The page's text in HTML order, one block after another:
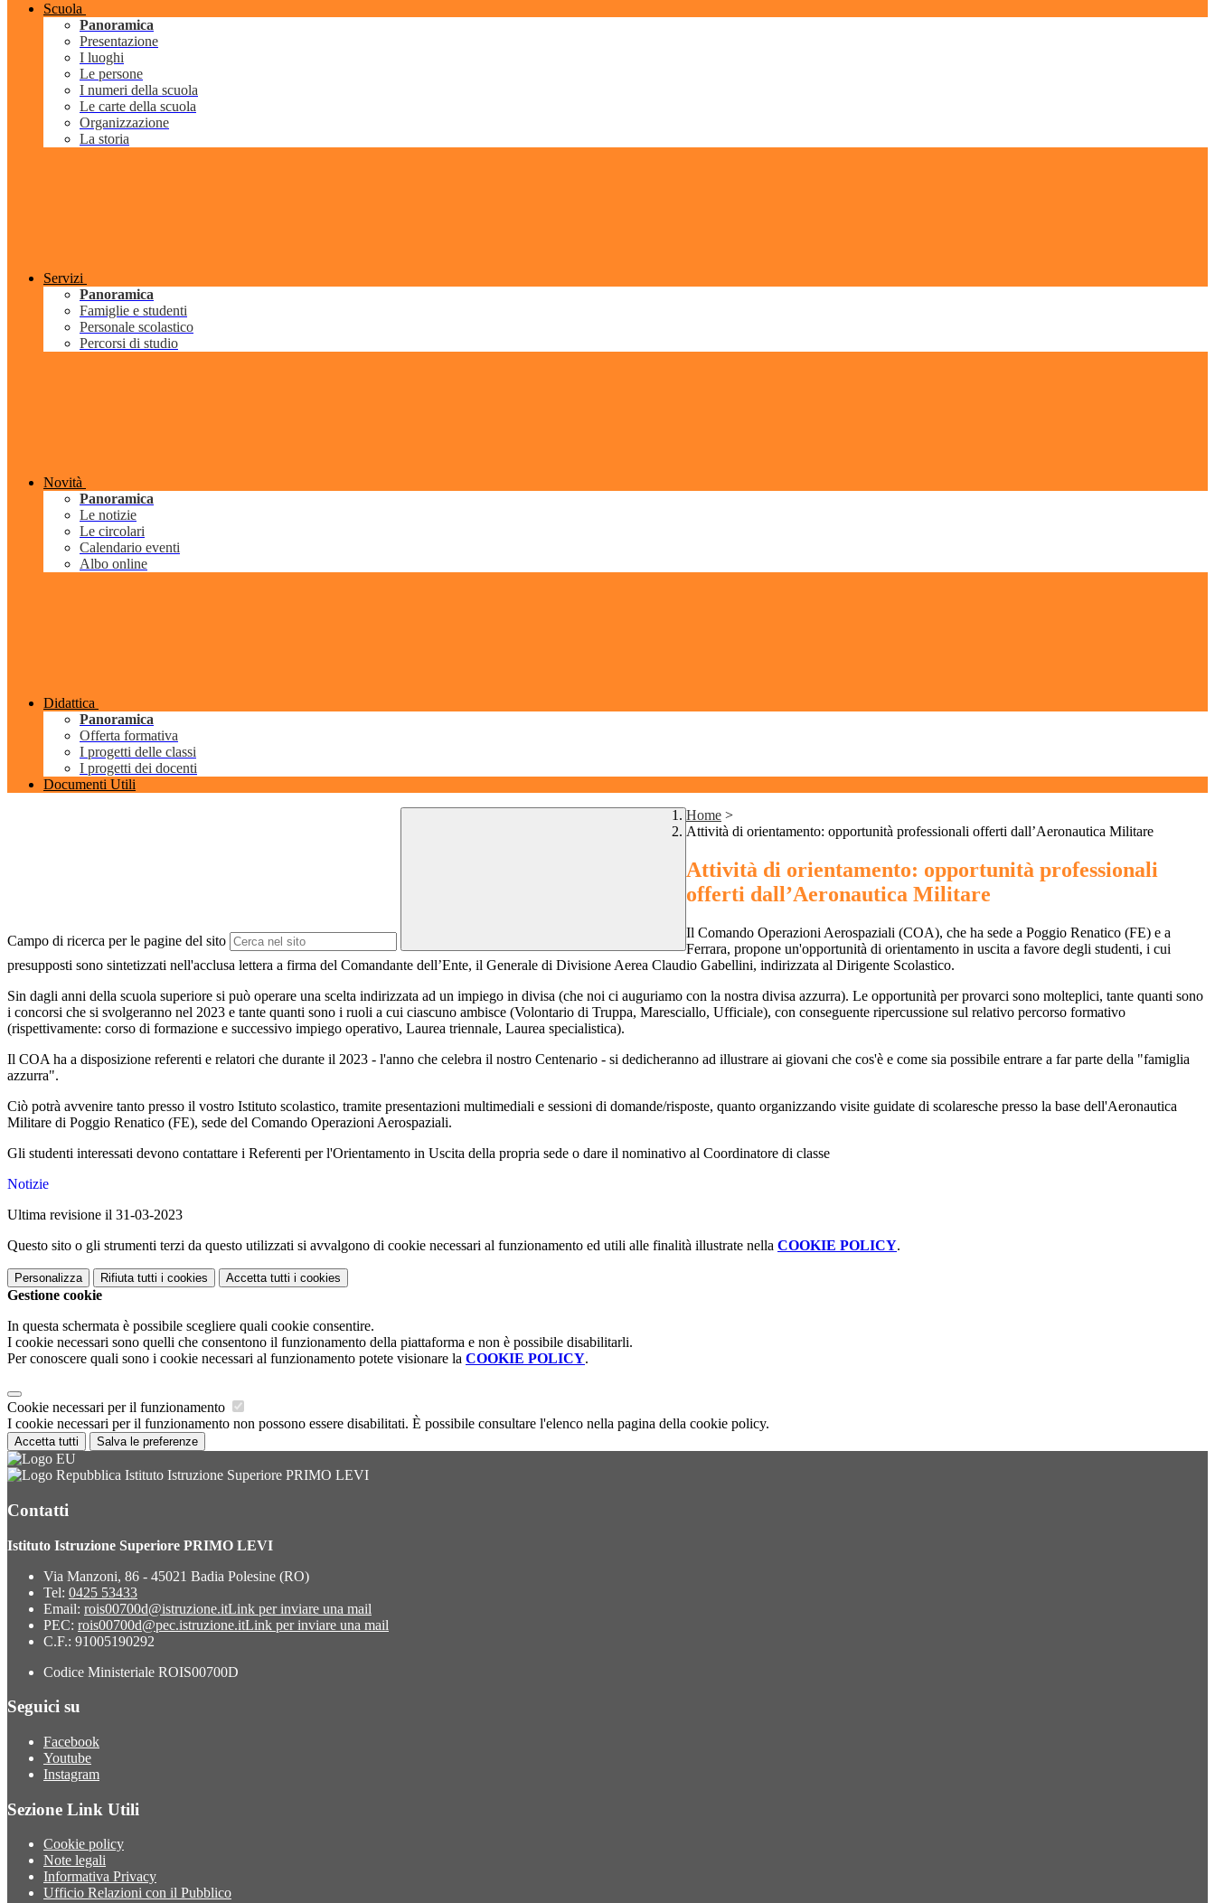
Scuola
Panoramica
Presentazione
I luoghi
Le persone
I numeri della scuola
Le carte della scuola
Organizzazione
La storia
Servizi
Panoramica
Famiglie e studenti
Personale scolastico
Percorsi di studio
Novità
Panoramica
Le notizie
Le circolari
Calendario eventi
Albo online
Didattica
Panoramica
Offerta formativa
I progetti delle classi
I progetti dei docenti
Documenti Utili
Campo di ricerca per le pagine del sito
Home >
Attività di orientamento: opportunità professionali offerti dall’Aeronautica Militare
Attività di orientamento: opportunità professionali
offerti dall’Aeronautica Militare
Il Comando Operazioni Aerospaziali (COA), che ha sede a Poggio Renatico (FE) e a
Ferrara, propone un'opportunità di orientamento in uscita a favore degli studenti, i cui
presupposti sono sintetizzati nell'acclusa lettera a firma del Comandante dell’Ente, il Generale di Divisione Aerea Claudio Gabellini, indirizzata al Dirigente Scolastico.
Sin dagli anni della scuola superiore si può operare una scelta indirizzata ad un impiego in divisa (che noi ci auguriamo con la nostra divisa azzurra). Le opportunità per provarci sono molteplici, tante quanti sono
i concorsi che si svolgeranno nel 2023 e tante quanti sono i ruoli a cui ciascuno ambisce (Volontario di Truppa, Maresciallo, Ufficiale), con conseguente ripercussione sul relativo percorso formativo
(rispettivamente: corso di formazione e successivo impiego operativo, Laurea triennale, Laurea specialistica).
Il COA ha a disposizione referenti e relatori che durante il 2023 - l'anno che celebra il nostro Centenario - si dedicheranno ad illustrare ai giovani che cos'è e come sia possibile entrare a far parte della "famiglia
azzurra".
Ciò potrà avvenire tanto presso il vostro Istituto scolastico, tramite presentazioni multimediali e sessioni di domande/risposte, quanto organizzando visite guidate di scolaresche presso la base dell'Aeronautica
Militare di Poggio Renatico (FE), sede del Comando Operazioni Aerospaziali.
Gli studenti interessati devono contattare i Referenti per l'Orientamento in Uscita della propria sede o dare il nominativo al Coordinatore di classe
Notizie
Ultima revisione il 31-03-2023
Questo sito o gli strumenti terzi da questo utilizzati si avvalgono di cookie necessari al funzionamento ed utili alle finalità illustrate nella COOKIE POLICY.
Personalizza Rifiuta tutti i cookies Accetta tutti i cookies
Gestione cookie
In questa schermata è possibile scegliere quali cookie consentire.
I cookie necessari sono quelli che consentono il funzionamento della piattaforma e non è possibile disabilitarli.
Per conoscere quali sono i cookie necessari al funzionamento potete visionare la COOKIE POLICY.
Cookie necessari per il funzionamento
I cookie necessari per il funzionamento non possono essere disabilitati. È possibile consultare l'elenco nella pagina della cookie policy.
Accetta tutti Salva le preferenze
Istituto Istruzione Superiore PRIMO LEVI
Contatti
Istituto Istruzione Superiore PRIMO LEVI
Via Manzoni, 86 - 45021 Badia Polesine (RO)
Tel: 0425 53433
Email: rois00700d@istruzione.itLink per inviare una mail
PEC: rois00700d@pec.istruzione.itLink per inviare una mail
C.F.: 91005190292
Codice Ministeriale ROIS00700D
Seguici su
Facebook
Youtube
Instagram
Sezione Link Utili
Cookie policy
Note legali
Informativa Privacy
Ufficio Relazioni con il Pubblico